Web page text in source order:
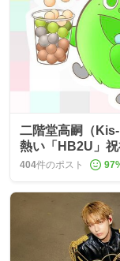
二階堂高嗣（
熱い「HB2U」祝
404件のポスト 97